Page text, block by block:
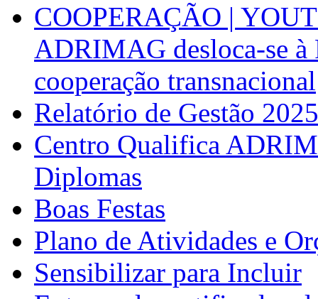
COOPERAÇÃO |
ADRIMAG desloca-se
cooperação transnacional
Relatório de Gestão 2025
Centro Qualifica
Diplomas
Boas Festas
Plano de Atividades e
Sensibilizar para Incluir